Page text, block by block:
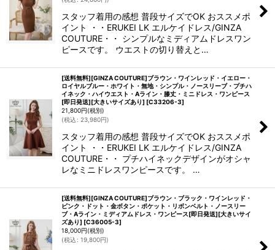
スタッフ着用の感想 普段サイズでOK おススメポ
イント ・・ERUKEI LK エルケイドレス/GINZA
COUTURE・・ シンプルなミディアムドレスワン
ピースです。 ウエストの切り替えと…
[送料無料][GINZA COUTURE]ブラウン・ワインレッド・イエロー・
ロイヤルブルー・ホワイト・無地・シンプル・ノースリーブ・プチハ
イネック・ハイウエスト・Aライン・膝丈・ミニドレス・ワンピース
[即日発送][大きいサイズあり] [C33206-3]
21,800円(税別)
(税込 : 23,980円)
スタッフ着用の感想 普段サイズでOK おススメポ
イント ・・ERUKEI LK エルケイドレス/GINZA
COUTURE・・ プチハイネックデザインがオシャ
レなミニドレスワンピースです。 …
[送料無料][GINZA COUTURE]ブラウン・ブラック・ワインレッド・
ピンク・ドット・金ボタン・ポケット・リボンベルト・ノースリー
ブ・Aライン・ミディアムドレス・ワンピース[即日発送][大きいサイ
ズあり] [C36005-3]
18,000円(税別)
(税込 : 19,800円)